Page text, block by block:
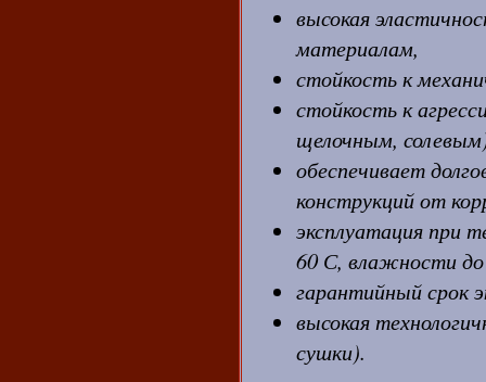
высокая
материалам,
стойкость к
стойкость к
щелочным,
обеспечивает
конструкций от
эксплуатация при
60 С, влажности
гарантийный срок
высокая
сушки).